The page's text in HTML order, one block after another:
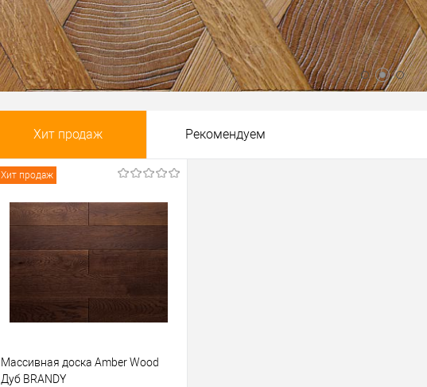
Хит продаж Рекомендуем
Хит продаж
Массивная доска Amber Wood
Дуб BRANDY